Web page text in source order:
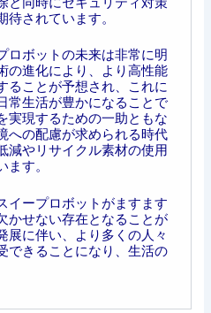
されています。
ロボットの未来は非常に明
の進化により、より高性能
ることが予想され、これに
常生活が豊かになることで
実現するための一助ともな
への配慮が求められる時代
減やリサイクル素材の使用
す。
イープロボットがますます
かせない存在となることが
展に伴い、より多くの人々
できることになり、生活の